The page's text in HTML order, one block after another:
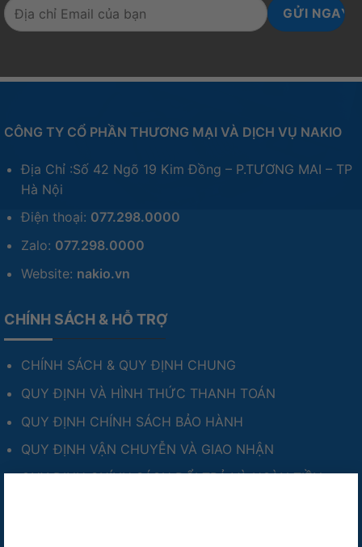
CÔNG TY CỔ PHẦN THƯƠNG MẠI VÀ DỊCH VỤ NAKIO
Địa Chỉ :Số 42 Ngõ 19 Kim Đồng – P.TƯƠNG MAI – TP
Hà Nội
Điện thoại: 077.298.0000
Zalo: 077.298.0000
Website: nakio.vn
CHÍNH SÁCH & HỖ TRỢ
CHÍNH SÁCH & QUY ĐỊNH CHUNG
QUY ĐỊNH VÀ HÌNH THỨC THANH TOÁN
QUY ĐỊNH CHÍNH SÁCH BẢO HÀNH
QUY ĐỊNH VẬN CHUYỄN VÀ GIAO NHẬN
QUY ĐỊNH CHÍNH SÁCH ĐỔI TRẢ VÀ HOÀN TIỀN